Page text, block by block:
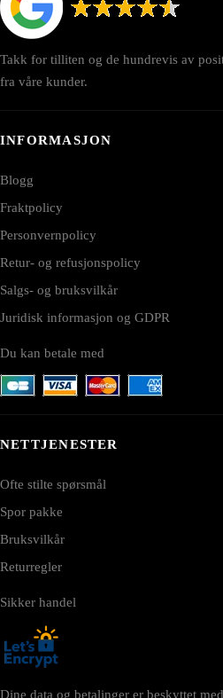
Takk for tilliten og de hundrevis av
fra våre kunder.
INFORMASJON
Blogg
Fraktpolicy
Personvernpolicy
Retur- og refusjonspolicy
Salgs- og bruksvilkår
Juridisk informasjon og GDPR
Du kan betale med
NETTJENESTER
Ofte stilte spørsmål
Spor pakke
Bruksvilkår
Returregler
Sikker handel
Dine data og betalinger er beskyttet